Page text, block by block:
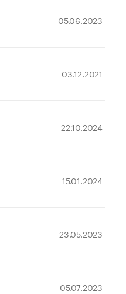
05.06.2023
03.12.2021
22.10.2024
15.01.2024
23.05.2023
05.07.2023